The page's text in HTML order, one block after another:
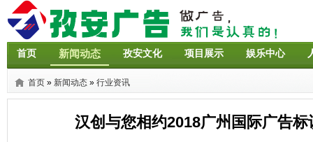
首页 新闻动态 孜安文化 项目展示 娱乐中心
首页 » 新闻动态 » 行业资讯
汉创与您相约2018广州国际广告